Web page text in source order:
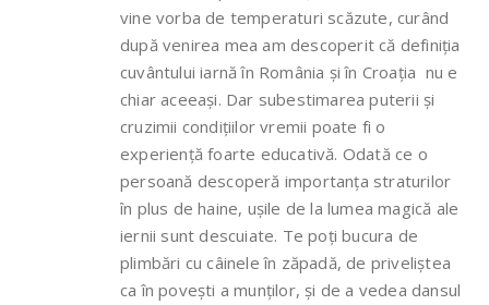
vine vorba de temperaturi scăzute, curând
după venirea mea am descoperit că definiția
cuvântului iarnă în România și în Croația nu e
chiar aceeași. Dar subestimarea puterii și
cruzimii condițiilor vremii poate fi o
experiență foarte educativă. Odată ce o
persoană descoperă importanța straturilor
în plus de haine, ușile de la lumea magică ale
iernii sunt descuiate. Te poți bucura de
plimbări cu câinele în zăpadă, de priveliștea
ca în povești a munților, și de a vedea dansul